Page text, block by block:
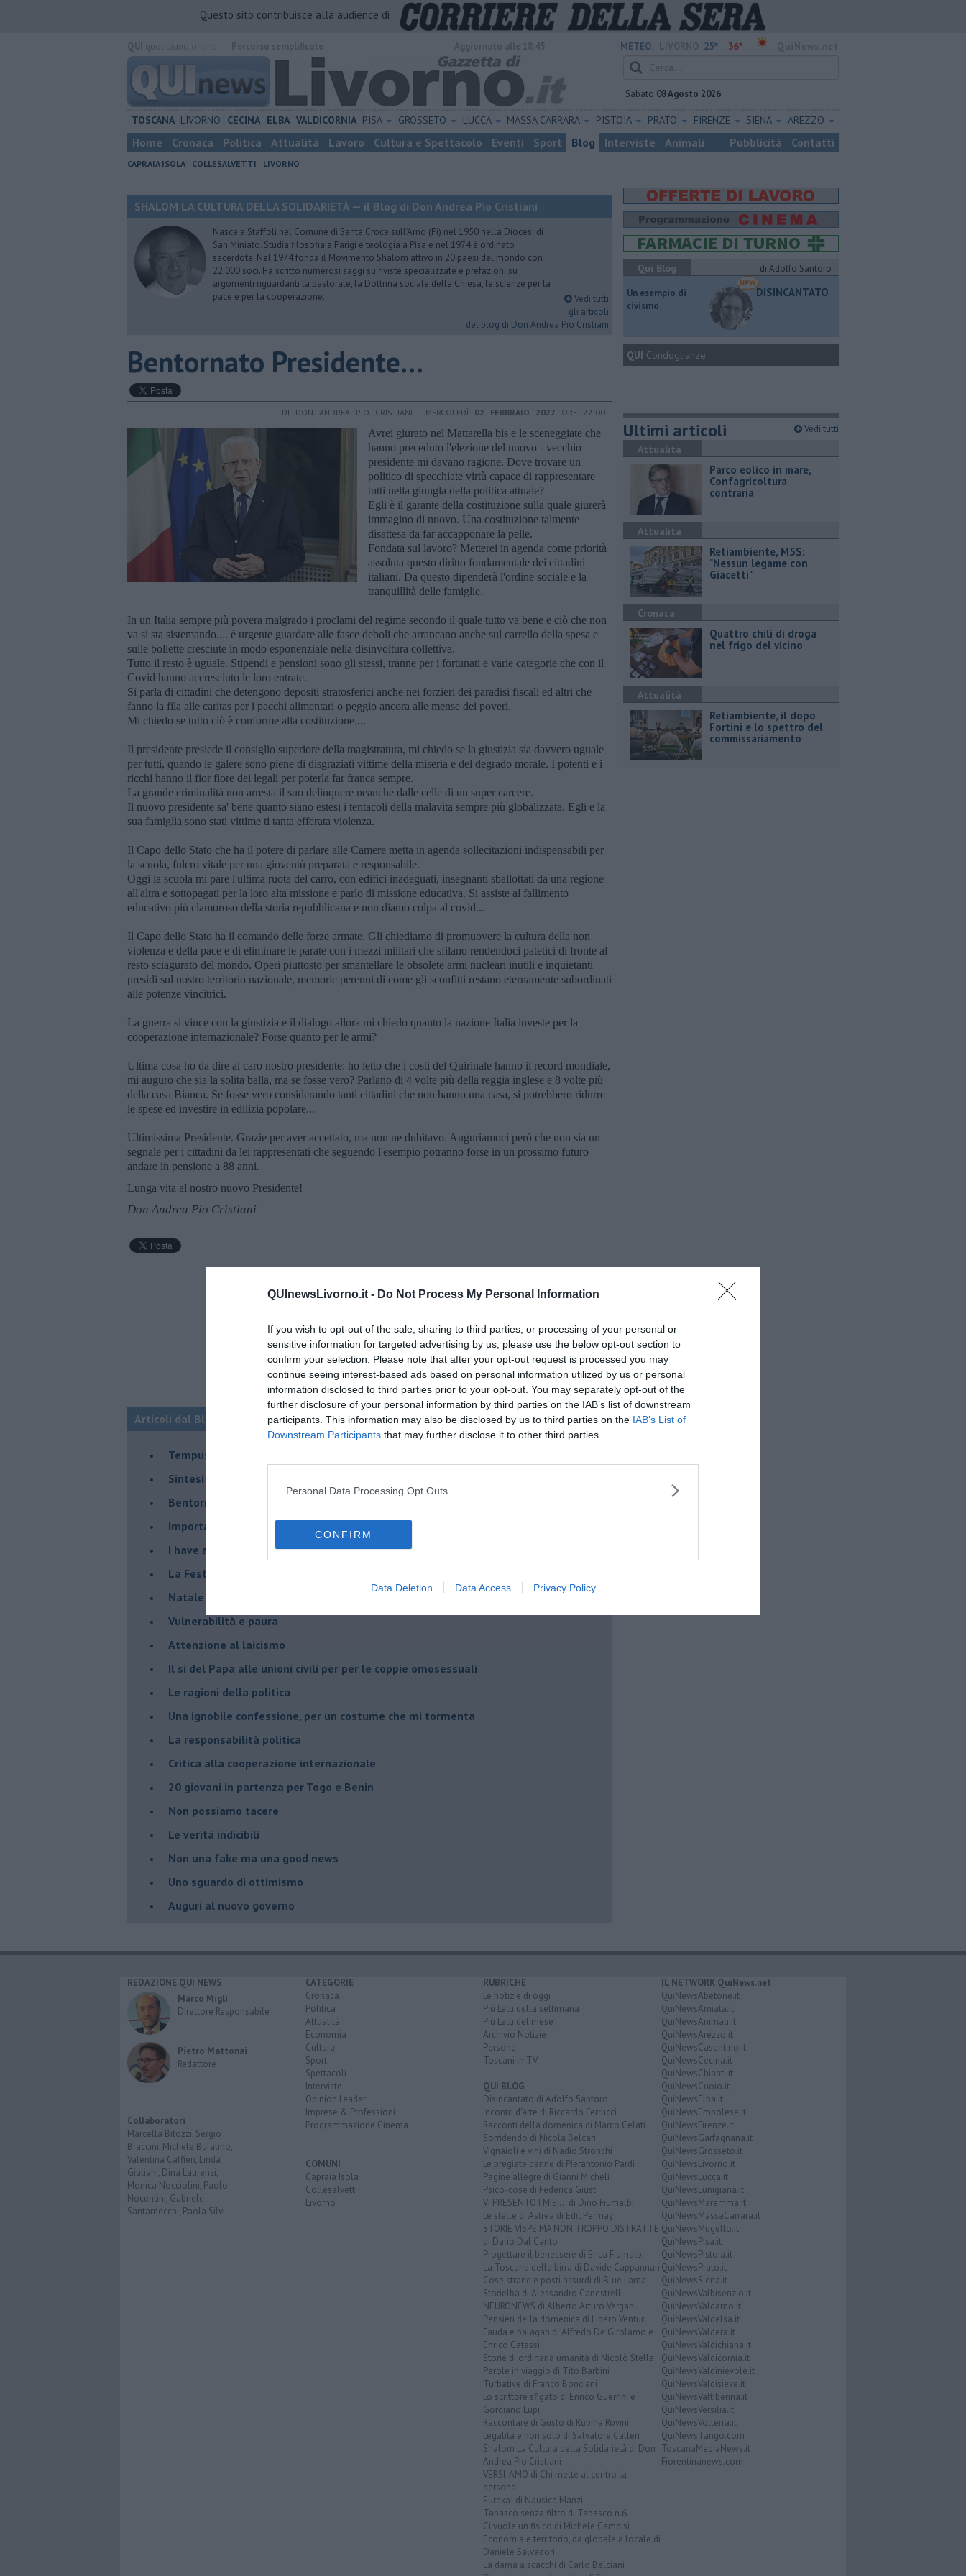
QUInewsLivorno.it - Do Not Process My Personal Information
If you wish to opt-out of the sale, sharing to third parties, or processing of your personal or
sensitive information for targeted advertising by us, please use the below opt-out section to
confirm your selection. Please note that after your opt-out request is processed you may
continue seeing interest-based ads based on personal information utilized by us or personal
information disclosed to third parties prior to your opt-out. You may separately opt-out of the
further disclosure of your personal information by third parties on the IAB’s list of downstream
participants. This information may also be disclosed by us to third parties on the IAB’s List of
Downstream Participants that may further disclose it to other third parties.
Personal Data Processing Opt Outs
CONFIRM
Data Deletion Data Access Privacy Policy
Questo sito contribuisce alla audience di
METEO: 25° 36°
Sabato 08 Agosto 2026
TOSCANA LIVORNO CECINA ELBA VALDICORNIA PISA GROSSETO LUCCA MASSA CARRARA PISTOIA PRATO FIRENZE SIENA AREZZO
Home Cronaca Politica Attualità Lavoro Cultura e Spettacolo Eventi Sport Blog Interviste Animali Pubblicità Contatti
CAPRAIA ISOLA COLLESALVETTI LIVORNO
SHALOM LA CULTURA DELLA SOLIDARIETÀ — il Blog di Don Andrea Pio Cristiani
Nasce a Staffoli nel Comune di Santa Croce sull’Arno (Pi) nel 1950 nella Diocesi di
San Miniato. Studia filosofia a Parigi e teologia a Pisa e nel 1974 è ordinato
sacerdote. Nel 1974 fonda il Movimento Shalom attivo in 20 paesi del mondo con
22.000 soci. Ha scritto numerosi saggi su riviste specializzate e prefazioni su
argomenti riguardanti la pastorale, la Dottrina sociale della Chiesa, le scienze per la
pace e per la cooperazione.
Vedi tutti
gli articoli
del blog di Don Andrea Pio Cristiani
Bentornato Presidente...
DI DON ANDREA PIO CRISTIANI - MERCOLEDÌ 02 FEBBRAIO 2022 ORE 22:00
Avrei giurato nel Mattarella bis e le sceneggiate che
hanno preceduto l'elezione del nuovo - vecchio
presidente mi davano ragione. Dove trovare un
politico di specchiate virtù capace di rappresentare
tutti nella giungla della politica attuale?
Egli è il garante della costituzione sulla quale giurerà
immagino di nuovo. Una costituzione talmente
disattesa da far accapponare la pelle.
Fondata sul lavoro? Metterei in agenda come priorità
assoluta questo diritto fondamentale dei cittadini
italiani. Da questo dipenderà l'ordine sociale e la
tranquillità delle famiglie.
In un Italia sempre più povera malgrado i proclami del regime secondo il quale tutto va bene e ciò che non
va si sta sistemando.... è urgente guardare alle fasce deboli che arrancano anche sul carrello della spesa e
sulle bollette cresciute in modo esponenziale nella disinvoltura collettiva.
Tutto il resto è uguale. Stipendi e pensioni sono gli stessi, tranne per i fortunati e varie categorie che con il
Covid hanno accresciuto le loro entrate.
Si parla di cittadini che detengono depositi stratosferici anche nei forzieri dei paradisi fiscali ed altri che
fanno la fila alle caritas per i pacchi alimentari o peggio ancora alle mense dei poveri.
Mi chiedo se tutto ciò è conforme alla costituzione....
Il presidente presiede il consiglio superiore della magistratura, mi chiedo se la giustizia sia davvero uguale
per tutti, quando le galere sono piene di disgraziati vittime della miseria e del degrado morale. I potenti e i
ricchi hanno il fior fiore dei legali per poterla far franca sempre.
La grande criminalità non arresta il suo delinquere neanche dalle celle di un super carcere.
Il nuovo presidente sa' bene quanto siano estesi i tentacoli della malavita sempre più globalizzata. Egli e la
sua famiglia sono stati vittime ti tanta efferata violenza.
Il Capo dello Stato che ha il potere di parlare alle Camere metta in agenda sollecitazioni indispensabili per
la scuola, fulcro vitale per una gioventù preparata e responsabile.
Oggi la scuola mi pare l'ultima ruota del carro, con edifici inadeguati, insegnanti sballottati da una regione
all'altra e sottopagati per la loro alta missione e parlo di missione educativa. Si assiste al fallimento
educativo più clamoroso della storia repubblicana e non diamo colpa al covid...
Il Capo dello Stato ha il comando delle forze armate. Gli chiediamo di promuovere la cultura della non
violenza e della pace e di eliminare le parate con i mezzi militari che sfilano rendendoci patetici di fronte al
resto sciagurato del mondo. Operi piuttosto per smantellare le obsolete armi nucleari inutili e inquietanti
presidi sul nostro territorio nazionale, memorie perenni di come gli sconfitti restano eternamente subordinati
alle potenze vincitrici.
La guerra si vince con la giustizia e il dialogo allora mi chiedo quanto la nazione Italia investe per la
cooperazione internazionale? Forse quanto per le armi?
Ultima cosa ho da dire al caro nostro presidente: ho letto che i costi del Quirinale hanno il record mondiale,
mi auguro che sia la solita balla, ma se fosse vero? Parlano di 4 volte più della reggia inglese e 8 volte più
della casa Bianca. Se fosse vero considerando tanti cittadini che non hanno una casa, si potrebbero ridurre
le spese ed investire in edilizia popolare...
Ultimissima Presidente. Grazie per aver accettato, ma non ne dubitavo. Auguriamoci però che non sia un
segnale per i cittadini da lei rappresentati che seguendo l'esempio potranno forse in un prossimo futuro
andare in pensione a 88 anni.
Lunga vita al nostro nuovo Presidente!
Don Andrea Pio Cristiani
Articoli dal Blog “Shalom La Cultura della Solidarietà” di Don Andrea Pio Cristiani
​Tempus fugit
​Sintesi di un viaggio nel mondo dell'odio
Bentornato Presidente...
Importante è distrarre
​I have a Dream
La Festa della Mondialità
Natale e covid 19
Vulnerabilità e paura
Attenzione al laicismo
Il si del Papa alle unioni civili per per le coppie omosessuali
Le ragioni della politica
​Una ignobile confessione, per un costume che mi tormenta
La responsabilità politica
Critica alla cooperazione internazionale
20 giovani in partenza per Togo e Benin
​Non possiamo tacere
​Le verità indicibili
Non una fake ma una good news
Uno sguardo di ottimismo
Auguri al nuovo governo
Qui Blog
di Adolfo Santoro
​Un esempio di
civismo
DISINCANTATO
QUI Condoglianze
Ultimi articoli Vedi tutti
Attualità
Parco eolico in mare,
Confagricoltura
contraria
Attualità
Retiambiente, M5S:
"Nessun legame con
Giacetti"
Cronaca
Quattro chili di droga
nel frigo del vicino
Attualità
Retiambiente, il dopo
Fortini e lo spettro del
commissariamento
REDAZIONE QUI NEWS
Marco Migli
Direttore Responsabile
Pietro Mattonai
Redattore
Collaboratori
Marcella Bitozzi, Sergio
Braccini, Michele Bufalino,
Valentina Caffieri, Linda
Giuliani, Dina Laurenzi,
Monica Nocciolini, Paolo
Nocentini, Gabriele
Santarnecchi, Paola Silvi.
CATEGORIE
Cronaca
Politica
Attualità
Economia
Cultura
Sport
Spettacoli
Interviste
Opinion Leader
Imprese & Professioni
Programmazione Cinema
COMUNI
Capraia Isola
Collesalvetti
Livorno
RUBRICHE
Le notizie di oggi
Più Letti della settimana
Più Letti del mese
Archivio Notizie
Persone
Toscani in TV
QUI BLOG
Disincantato di Adolfo Santoro
Incontri d'arte di Riccardo Ferrucci
Racconti della domenica di Marco Celati
Sorridendo di Nicola Belcari
Vignaioli e vini di Nadio Stronchi
Le pregiate penne di Pierantonio Pardi
Pagine allegre di Gianni Micheli
Psico-cose di Federica Giusti
VI PRESENTO I MIEI... di Dino Fiumalbi
Le stelle di Astrea di Edit Permay
STORIE VISPE MA NON TROPPO DISTRATTE
di Dario Dal Canto
Progettare il benessere di Erica Fiumalbi
La Toscana della birra di Davide Cappannari
Cose strane e posti assurdi di Blue Lama
Storielba di Alessandro Canestrelli
NEURONEWS di Alberto Arturo Vergani
Pensieri della domenica di Libero Venturi
Fauda e balagan di Alfredo De Girolamo e
Enrico Catassi
Storie di ordinaria umanità di Nicolò Stella
Parole in viaggio di Tito Barbini
Turbative di Franco Bonciani
Lo scrittore sfigato di Enrico Guerrini e
Gordiano Lupi
Raccontare di Gusto di Rubina Rovini
Legalità e non solo di Salvatore Calleri
Shalom La Cultura della Solidarietà di Don
Andrea Pio Cristiani
VERSI-AMO di Chi mette al centro la
persona
Eureka! di Nausica Manzi
Tabasco senza filtro di Tabasco n.6
Ci vuole un fisico di Michele Campisi
Economia e territorio, da globale a locale di
Daniele Salvadori
La dama a scacchi di Carlo Belciani
IL NETWORK QuiNews.net
QuiNewsAbetone.it
QuiNewsAmiata.it
QuiNewsAnimali.it
QuiNewsArezzo.it
QuiNewsCasentino.it
QuiNewsCecina.it
QuiNewsChianti.it
QuiNewsCuoio.it
QuiNewsElba.it
QuiNewsEmpolese.it
QuiNewsFirenze.it
QuiNewsGarfagnana.it
QuiNewsGrosseto.it
QuiNewsLivorno.it
QuiNewsLucca.it
QuiNewsLunigiana.it
QuiNewsMaremma.it
QuiNewsMassaCarrara.it
QuiNewsMugello.it
QuiNewsPisa.it
QuiNewsPistoia.it
QuiNewsPrato.it
QuiNewsSiena.it
QuiNewsValbisenzio.it
QuiNewsValdarno.it
QuiNewsValdelsa.it
QuiNewsValdera.it
QuiNewsValdichiana.it
QuiNewsValdicornia.it
QuiNewsValdinievole.it
QuiNewsValdisieve.it
QuiNewsValtiberina.it
QuiNewsVersilia.it
QuiNewsVolterra.it
QuiNewsTango.com
ToscanaMediaNews.it
Fiorentinanews.com